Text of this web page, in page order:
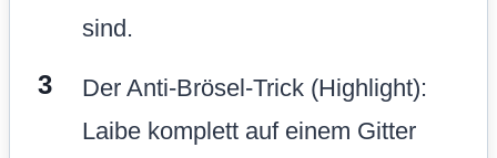
sind.
Der Anti-Brösel-Trick (Highlight):
Laibe komplett auf einem Gitter